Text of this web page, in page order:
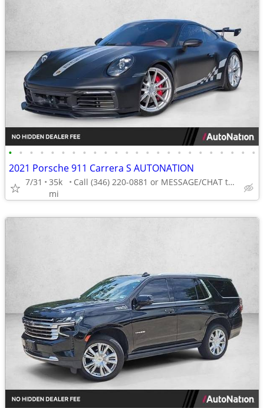
• • • • • • • • • • • • • • • • • • • • • • • •
2021 Porsche 911 Carrera S AUTONATION
7/31
35k
mi
Call (346) 220-0881 or MESSAGE/CHAT to confirm availability